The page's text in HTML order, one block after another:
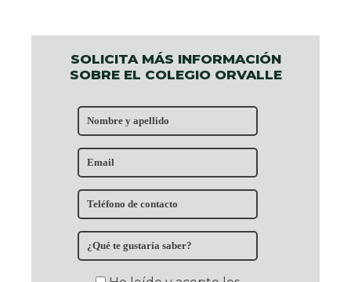
SOLICITA MÁS INFORMACIÓN
SOBRE EL COLEGIO ORVALLE